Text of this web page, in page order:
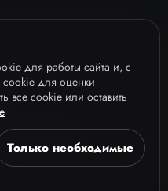
1, офис 508
соглашение
для работы сайта и, с
cookie для оценки
все cookie или оставить
Только необходимые